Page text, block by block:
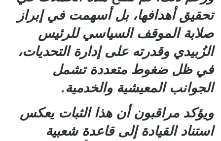
تحقيق أهدافها، بل أسهمت في إبراز
صلابة الموقف السياسي للرئيس
الزُبيدي وقدرته على إدارة التحديات،
في ظل ضغوط متعددة تشمل
الجوانب المعيشية والخدمية.
ويؤكد مراقبون أن هذا الثبات يعكس
استناد القيادة إلى قاعدة شعبية